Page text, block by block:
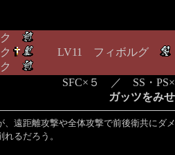
ク
ク
LV11 フィボルグ
SFC×５ ／ SS・PS×
ガッツをみ
、遠距離攻撃や全体攻撃で前後衛共にダ
るだろう。